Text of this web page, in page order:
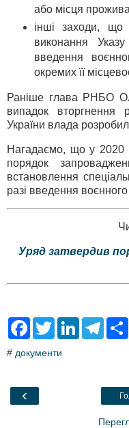
або місця
інші заходи, що
виконання
введення
окремих її
Раніше глава РНБО
випадок вторгнення
України влада
Нагадаємо, що у 2020
порядок
встановлення
разі введення воєнного
Уряд затвердив
F
e
o
T
t
L
T
a
# документи
‹